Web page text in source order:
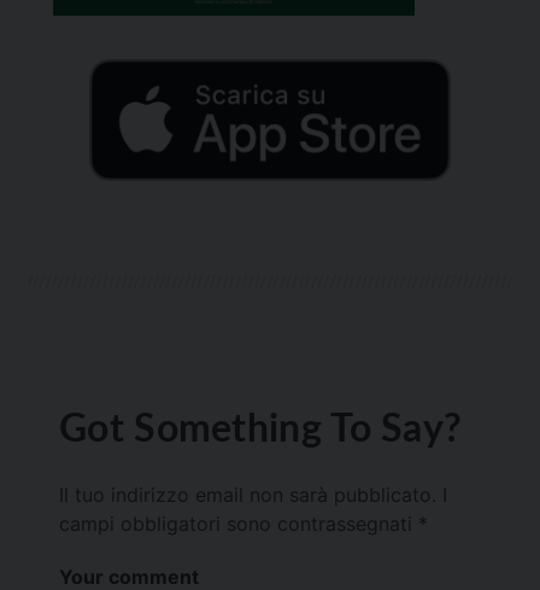
Got Something To Say?
Il tuo indirizzo email non sarà pubblicato.
campi obbligatori sono contrassegnati *
Your comment